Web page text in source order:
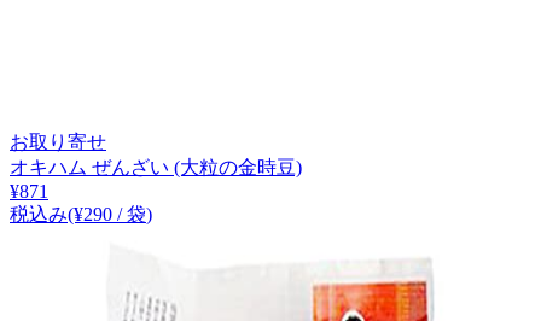
お取り寄せ
オキハム ぜんざい (大粒の金時豆)
¥871
税込み(¥290 / 袋)